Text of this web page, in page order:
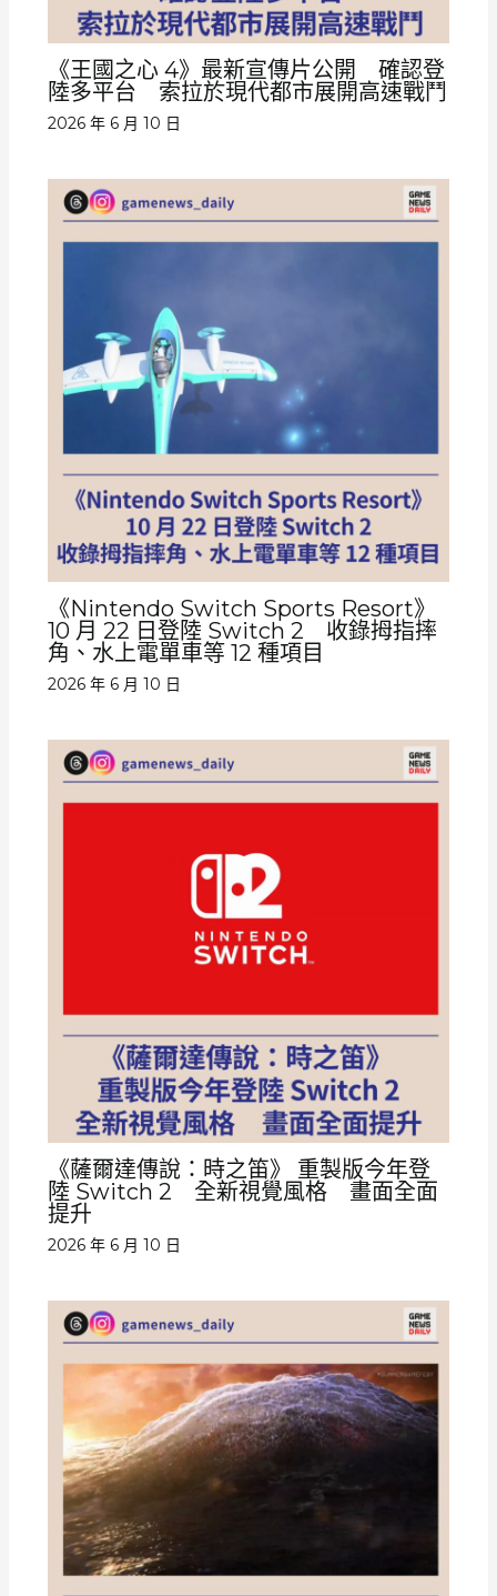
《王國之心 4》最新宣傳片公開 確認登
陸多平台 索拉於現代都市展開高速戰鬥
2026 年 6 月 10 日
《Nintendo Switch Sports Resort》
10 月 22 日登陸 Switch 2 收錄拇指摔
角、水上電單車等 12 種項目
2026 年 6 月 10 日
《薩爾達傳說：時之笛》 重製版今年登
陸 Switch 2 全新視覺風格 畫面全面
提升
2026 年 6 月 10 日